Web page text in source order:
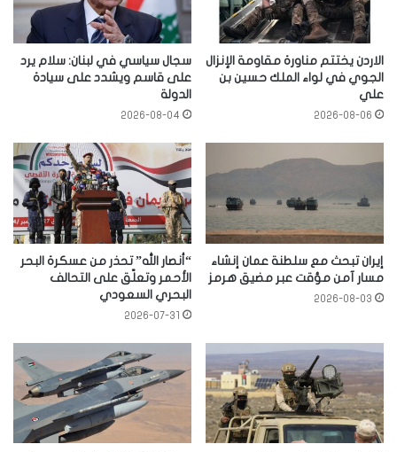
الاردن يختتم مناورة مقاومة الإنزال
الجوي في لواء الملك حسين بن
علي
2026-08-06
سجال سياسي في لبنان: سلام يرد
على قاسم ويشدد على سيادة
الدولة
2026-08-04
إيران تبحث مع سلطنة عمان إنشاء
مسار آمن مؤقت عبر مضيق هرمز
2026-08-03
“أنصار الله” تحذر من عسكرة البحر
الأحمر وتعلّق على التحالف
البحري السعودي
2026-07-31